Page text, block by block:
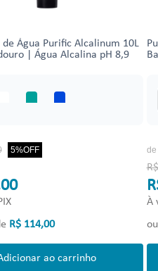
Água Purific Alcalinum 10L
| Água Alcalina pH 8,9
5%OFF
R$ 114,00
ao carrinho
de
À